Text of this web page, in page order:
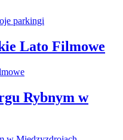
Lato Filmowe
Rybnym w